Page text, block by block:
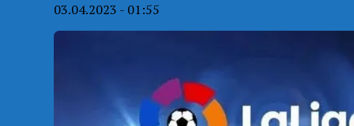
03.04.2023 - 01:55